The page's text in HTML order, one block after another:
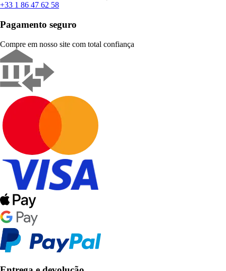
+33 1 86 47 62 58
Pagamento seguro
Compre em nosso site com total confiança